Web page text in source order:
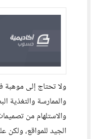
ولا تحتاج إلى موهبة
والممارسة والتغذية
والاستلهام من
الجيد للمواقع،